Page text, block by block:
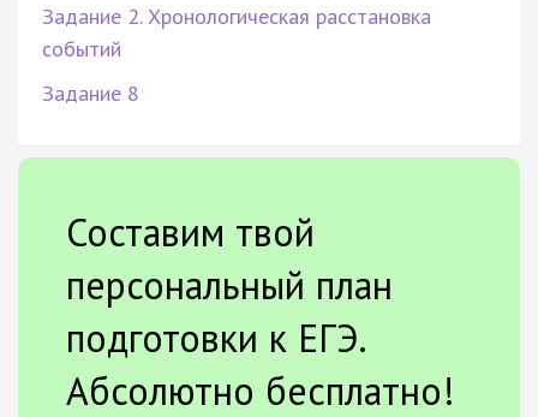
Задание 2. Хронологическая расстановка
событий
Задание 8
Составим твой
персональный план
подготовки к ЕГЭ.
Абсолютно бесплатно!